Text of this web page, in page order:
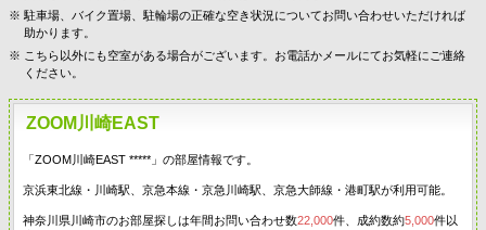
駐車場、バイク置場、駐輪場の正確な空き状況についてお問い合わせいただければ
助かります。
こちら以外にも空室がある場合がございます。お電話かメールにてお気軽にご連絡
ください。
ZOOM川崎EAST
「ZOOM川崎EAST *****」の部屋情報です。
京浜東北線・川崎駅、京急本線・京急川崎駅、京急大師線・港町駅が利用可能。
神奈川県川崎市のお部屋探しは年間お問い合わせ数22,000件、成約数約5,000件以